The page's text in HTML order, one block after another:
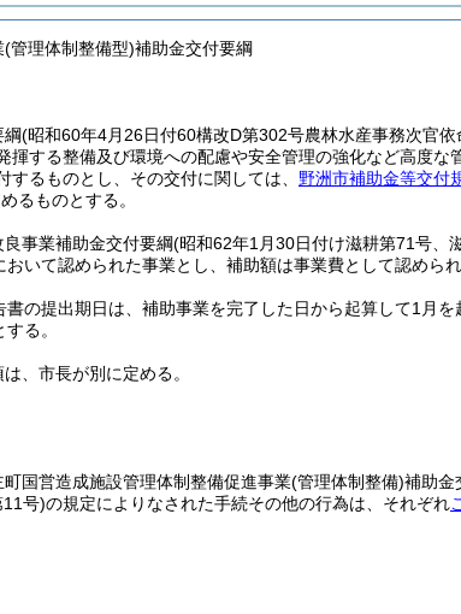
管理体制整備型)補助金交付要綱
(昭和60年4月26日付60構改D第302号農林水産事務次官依
する整備及び環境への配慮や安全管理の強化など高度な
るものとし、その交付に関しては、 野洲市補助金等交付
るものとする。
事業補助金交付要綱(昭和62年1月30日付け滋耕第71号、
いて認められた事業とし、補助額は事業費として認められ
の提出期日は、補助事業を完了した日から起算して1月
る。
、市長が別に定める。
国営造成施設管理体制整備促進事業(管理体制整備)補助金
号)の規定によりなされた手続その他の行為は、それぞれ